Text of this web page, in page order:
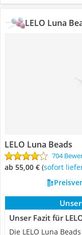
LELO Luna
LELO Luna Beads
704
ab 55,00 € ( Sofort
Unser Fazit für
Die LELO Luna